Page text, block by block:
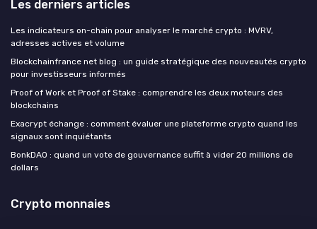
Les derniers articles
Les indicateurs on-chain pour analyser le marché crypto : MVRV,
adresses actives et volume
Blockchainfrance net blog : un guide stratégique des nouveautés crypto
pour investisseurs informés
Proof of Work et Proof of Stake : comprendre les deux moteurs des
blockchains
Exacrypt échange : comment évaluer une plateforme crypto quand les
signaux sont inquiétants
BonkDAO : quand un vote de gouvernance suffit à vider 20 millions de
dollars
Crypto monnaies